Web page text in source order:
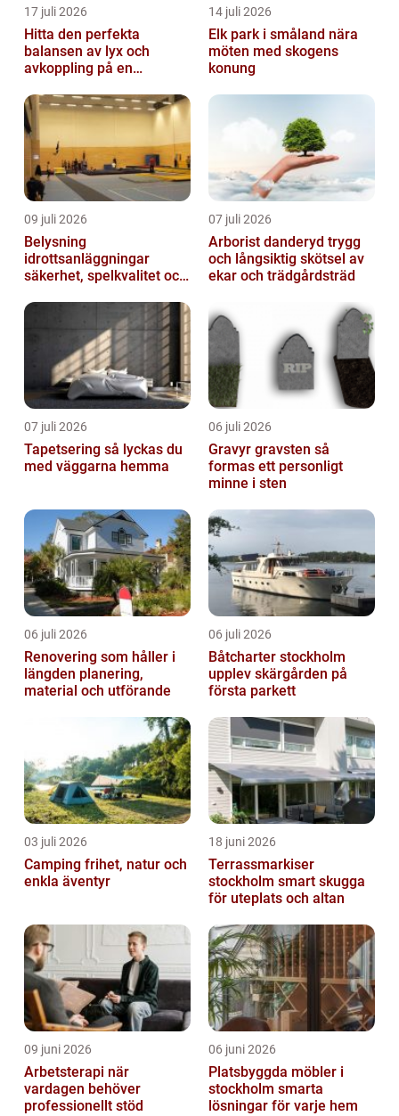
17 juli 2026
Hitta den perfekta
balansen av lyx och
avkoppling på en
Östermalm
14 juli 2026
Elk park i småland nära
möten med skogens
konung
09 juli 2026
Belysning
idrottsanläggningar
säkerhet, spelkvalitet och
07 juli 2026
Arborist danderyd trygg
och långsiktig skötsel av
ekar och trädgårdsträd
07 juli 2026
Tapetsering så lyckas du
med väggarna hemma
06 juli 2026
Gravyr gravsten så
formas ett personligt
minne i sten
06 juli 2026
Renovering som håller i
längden planering,
material och utförande
06 juli 2026
Båtcharter stockholm
upplev skärgården på
första parkett
03 juli 2026
Camping frihet, natur och
enkla äventyr
18 juni 2026
Terrassmarkiser
stockholm smart skugga
för uteplats och altan
09 juni 2026
Arbetsterapi när
vardagen behöver
professionellt stöd
06 juni 2026
Platsbyggda möbler i
stockholm smarta
lösningar för varje hem